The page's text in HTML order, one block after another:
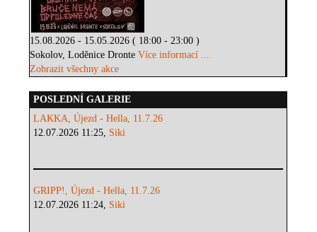
15.08.2026 - 15.05.2026 ( 18:00 - 23:00 )
Sokolov, Loděnice DronteVíce informací ...
Zobrazit všechny akce
POSLEDNÍ GALERIE
LAKKA, Újezd - Hella, 11.7.26
12.07.2026 11:25, Siki
GRIPP!, Újezd - Hella, 11.7.26
12.07.2026 11:24, Siki